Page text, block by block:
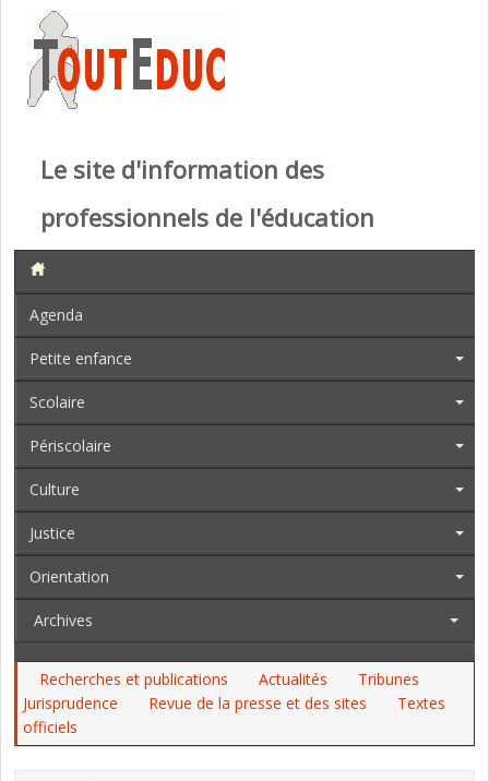
Le site d'information des
professionnels de l'éducation
Agenda
Petite enfance
Scolaire
Périscolaire
Culture
Justice
Orientation
Archives
Recherches et publications Actualités
Tribunes
Jurisprudence
Revue de la presse et des sites
Textes
officiels